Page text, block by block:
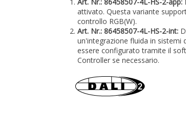
attivato. Questa variante
controllo RGB(W).
Art. Nr.: 86458507-4L-HS-2-int:
un'integrazione fluida in sistemi
essere configurato tramite il
Controller se necessario.